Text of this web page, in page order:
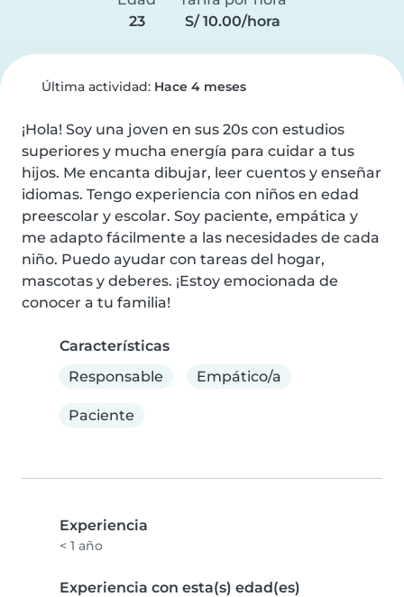
23
S/ 10.00/hora
Última actividad: Hace 4 meses
¡Hola! Soy una joven en sus 20s con estudios
superiores y mucha energía para cuidar a tus
hijos. Me encanta dibujar, leer cuentos y enseñar
idiomas. Tengo experiencia con niños en edad
preescolar y escolar. Soy paciente, empática y
me adapto fácilmente a las necesidades de cada
niño. Puedo ayudar con tareas del hogar,
mascotas y deberes. ¡Estoy emocionada de
conocer a tu familia!
Características
Responsable
Empático/a
Paciente
Experiencia
< 1 año
Experiencia con esta(s) edad(es)